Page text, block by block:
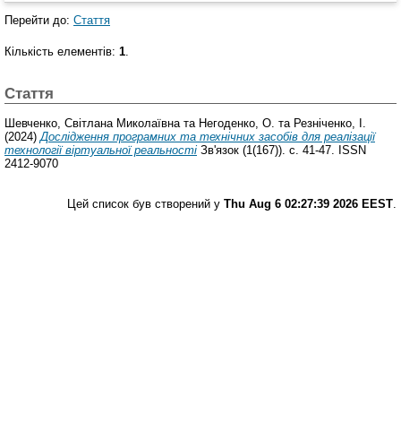
Перейти до: Стаття
Кількість елементів: 1.
Стаття
Шевченко, Світлана Миколаївна та Негоденко, О. та Резніченко, І.
(2024) Дослідження програмних та технічних засобів для реалізації
технології віртуальної реальності Зв'язок (1(167)). с. 41-47. ISSN
2412-9070
Цей список був створений у Thu Aug 6 02:27:39 2026 EEST